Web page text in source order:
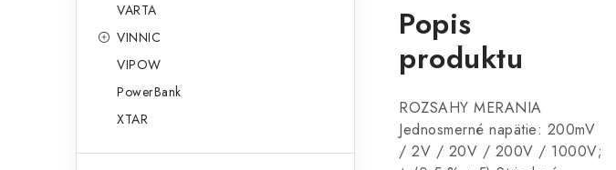
VARTA
VINNIC
VIPOW
PowerBank
XTAR
Popis
produktu
ROZSAHY MERANIA
Jednosmerné napätie: 200mV
/ 2V / 20V / 200V / 1000V;